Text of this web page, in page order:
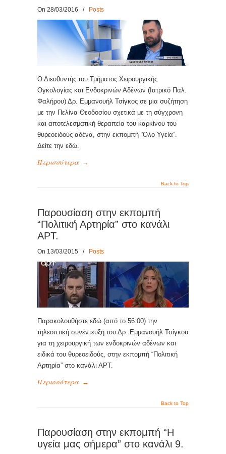
On 28/03/2016 / Posts
Ο Διευθυντής του Τμήματος Χειρουργικής
Ογκολογίας και Ενδοκρινών Αδένων (Ιατρικό Παλ.
Φαλήρου) Δρ. Εμμανουήλ Τσίγκος σε μια συζήτηση
με την Πελίνα Θεοδοσίου σχετικά με τη σύγχρονη
και αποτελεσματική θεραπεία του καρκίνου του
θυρεοειδούς αδένα, στην εκπομπή “Όλο Υγεία”.
Δείτε την εδώ.
Περισσότερα →
Back to Top
Παρουσίαση στην εκπομπή
“Πολιτική Αρτηρία” στο κανάλι
ΑΡΤ.
On 13/03/2015 / Posts
Παρακολουθήστε εδώ (από το 56:00) την
τηλεοπτική συνέντευξη του Δρ. Εμμανουήλ Τσίγκου
για τη χειρουργική των ενδοκρινών αδένων και
ειδικά του θυρεοειδούς, στην εκπομπή “Πολιτική
Αρτηρία” στο κανάλι ΑΡΤ.
Περισσότερα →
Back to Top
Παρουσίαση στην εκπομπή “Η
υγεία μας σήμερα” στο κανάλι 9.